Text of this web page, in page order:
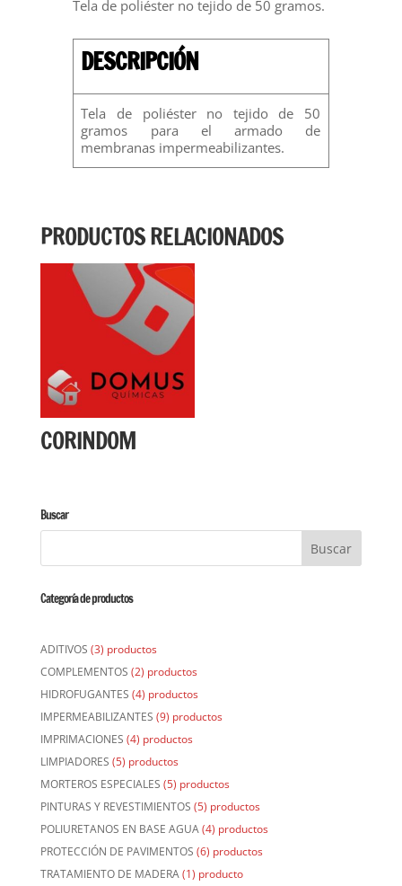
Tela de poliéster no tejido de 50 gramos.
DESCRIPCIÓN
Tela de poliéster no tejido de 50
gramos para el armado de
membranas impermeabilizantes.
PRODUCTOS RELACIONADOS
CORINDOM
Buscar
Categoría de productos
ADITIVOS (3) productos
COMPLEMENTOS (2) productos
HIDROFUGANTES (4) productos
IMPERMEABILIZANTES (9) productos
IMPRIMACIONES (4) productos
LIMPIADORES (5) productos
MORTEROS ESPECIALES (5) productos
PINTURAS Y REVESTIMIENTOS (5) productos
POLIURETANOS EN BASE AGUA(4) productos
PROTECCIÓN DE PAVIMENTOS (6) productos
TRATAMIENTO DE MADERA(1) producto